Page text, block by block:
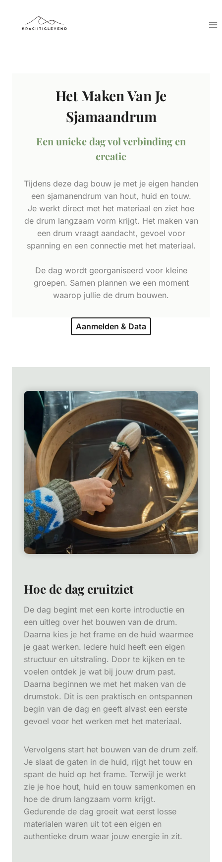
inhoud
Het Maken Van Je
Sjamaandrum
Een unieke dag vol verbinding en
creatie
Tijdens deze dag bouw je met je eigen handen
een sjamanendrum van hout, huid en touw.
Je werkt direct met het materiaal en ziet hoe
de drum langzaam vorm krijgt. Het maken van
een drum vraagt aandacht, gevoel voor
spanning en een connectie met het materiaal.
De dag wordt georganiseerd voor kleine
groepen. Samen plannen we een moment
waarop jullie de drum bouwen.
Aanmelden & Data
Hoe de dag eruitziet
De dag begint met een korte introductie en
een uitleg over het bouwen van de drum.
Daarna kies je het frame en de huid waarmee
je gaat werken. Iedere huid heeft een eigen
structuur en uitstraling. Door te kijken en te
voelen ontdek je wat bij jouw drum past.
Daarna beginnen we met het maken van de
drumstok. Dit is een praktisch en ontspannen
begin van de dag en geeft alvast een eerste
gevoel voor het werken met het materiaal.
Vervolgens start het bouwen van de drum zelf.
Je slaat de gaten in de huid, rijgt het touw en
spant de huid op het frame. Terwijl je werkt
zie je hoe hout, huid en touw samenkomen en
hoe de drum langzaam vorm krijgt.
Gedurende de dag groeit wat eerst losse
materialen waren uit tot een eigen en
authentieke drum waar jouw energie in zit.